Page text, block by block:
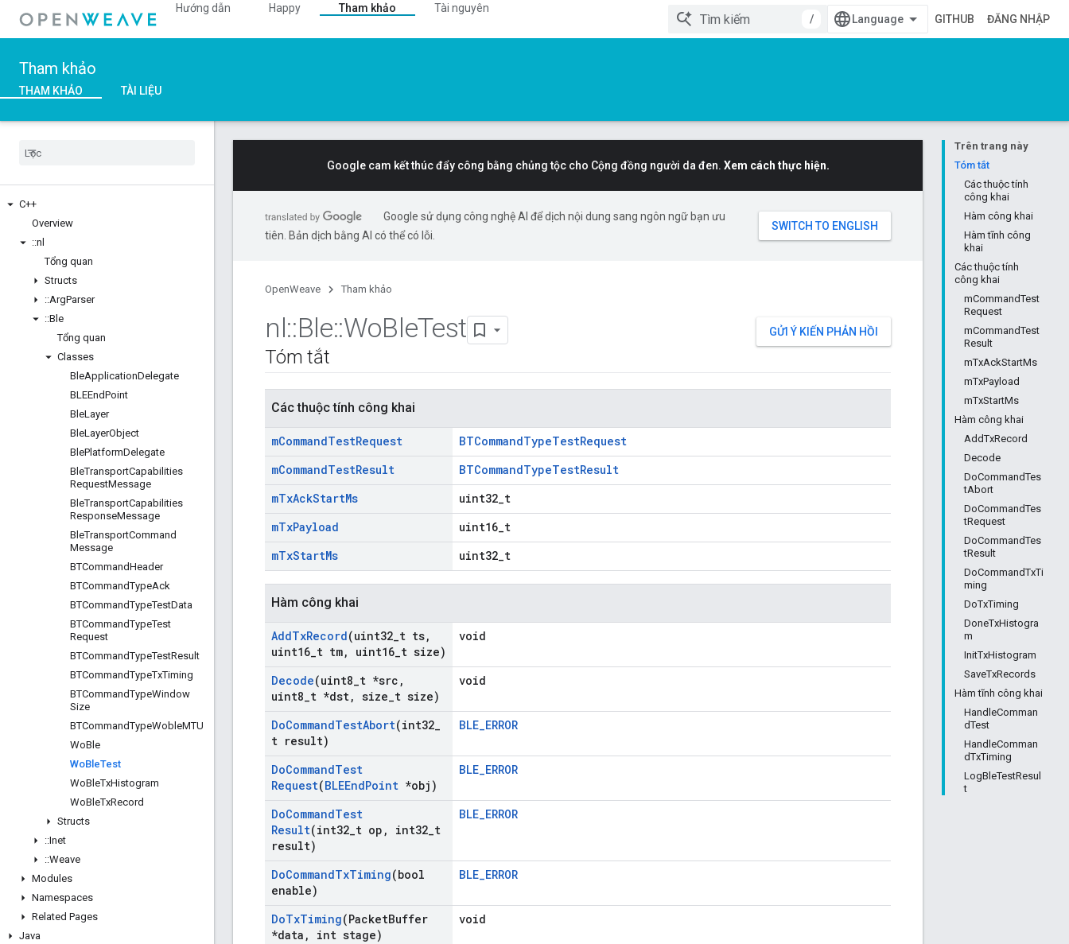
Hướng dẫn Happy Tham khảo
Tài nguyên
/
GITHUB ĐĂNG NHẬP
Tham khảo
THAM KHẢO TÀI LIỆU
C++
Overview
::nl
Tổng quan
Structs
::ArgParser
::Ble
Tổng quan
Classes
BleApplicationDelegate
BLEEndPoint
BleLayer
BleLayerObject
BlePlatformDelegate
BleTransportCapabilities
RequestMessage
BleTransportCapabilities
ResponseMessage
BleTransportCommand
Message
BTCommandHeader
BTCommandTypeAck
BTCommandTypeTestData
BTCommandTypeTest
Request
BTCommandTypeTestResult
BTCommandTypeTxTiming
BTCommandTypeWindow
Size
BTCommandTypeWobleMTU
WoBle
WoBleTest
WoBleTxHistogram
WoBleTxRecord
Structs
::Inet
::Weave
Modules
Namespaces
Related Pages
Java
Trên trang này
Tóm tắt
Các thuộc tính
công khai
Hàm công khai
Hàm tĩnh công
khai
Các thuộc tính
công khai
mCommandTest
Request
mCommandTest
Result
mTxAckStartMs
mTxPayload
mTxStartMs
Hàm công khai
AddTxRecord
Decode
DoCommandTes
tAbort
DoCommandTes
tRequest
DoCommandTes
tResult
DoCommandTxTi
ming
DoTxTiming
DoneTxHistogra
m
InitTxHistogram
SaveTxRecords
Hàm tĩnh công khai
HandleComman
dTest
HandleComman
dTxTiming
LogBleTestResul
t
Google cam kết thúc đẩy công bằng chủng tộc cho Cộng đồng người da đen. Xem cách thực hiện.
Google sử dụng công nghệ AI để dịch nội dung sang ngôn ngữ bạn ưu
tiên. Bản dịch bằng AI có thể có lỗi.
OpenWeave Tham khảo
GỬI Ý KIẾN PHẢN HỒI
nl::Ble::WoBleTest
Tóm tắt
Các thuộc tính công khai
mCommandTestRequest
BTCommandTypeTestRequest
mCommandTestResult
BTCommandTypeTestResult
mTxAckStartMs
uint32_t
mTxPayload
uint16_t
mTxStartMs uint32_t
Hàm công khai
AddTxRecord(uint32 t ts,
uint16 t tm, uint16 t size)
void
Decode(uint8 t *src ,
uint8 t *dst, size t size)
void
DoCommandTestAbort(int32
t result)
BLE_ERROR
DoCommandTest
Request(BLEEndPoint *obj)
BLE_ERROR
DoCommandTest
Result(int32 t op , int32 t
result)
BLE_ERROR
DoCommandTxTiming(bool
enable)
BLE_ERROR
DoTxTiming(PacketBuffer
*data , int stage)
void